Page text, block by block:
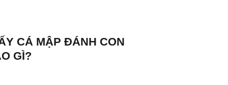
CÁ MẬP ĐÁNH CON
GÌ?